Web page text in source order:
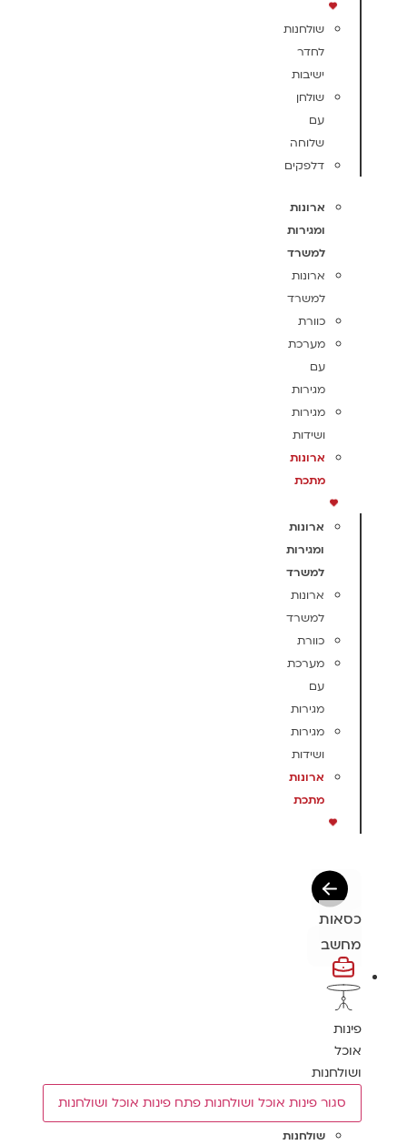
שולחנות
לחדר
ישיבות
שולחן
עם
שלוחה
דלפקים
ארונות
ומגירות
למשרד
ארונות
למשרד
כוורת
מערכת
עם
מגירות
מגירות
ושידות
ארונות
מתכת
ארונות
ומגירות
למשרד
ארונות
למשרד
כוורת
מערכת
עם
מגירות
מגירות
ושידות
ארונות
מתכת
כסאות
מחשב
פינות
אוכל
ושולחנות
סגור פינות אוכל ושולחנות פתח פינות אוכל ושולחנות
שולחנות